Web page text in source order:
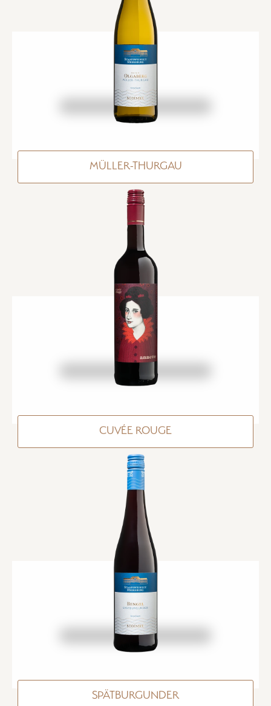
MÜLLER-THURGAU
CUVÉE ROUGE
SPÄTBURGUNDER